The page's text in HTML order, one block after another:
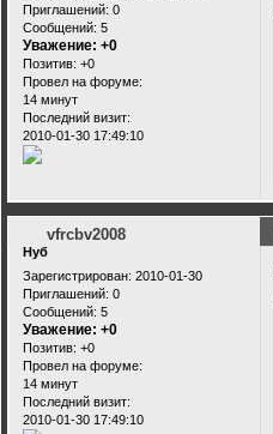
Приглашений: 0
Сообщений: 5
Уважение: +0
Позитив: +0
Провел на форуме:
14 минут
Последний визит:
2010-01-30 17:49:10
vfrcbv2008
Нуб
Зарегистрирован: 2010-01-30
Приглашений: 0
Сообщений: 5
Уважение: +0
Позитив: +0
Провел на форуме:
14 минут
Последний визит:
2010-01-30 17:49:10